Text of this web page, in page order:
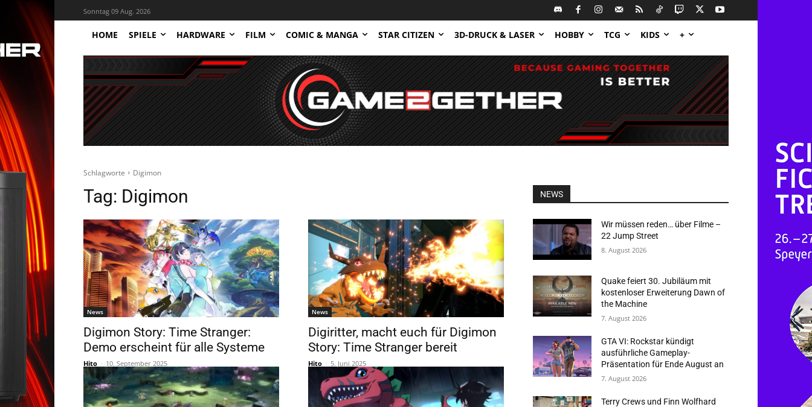
Sonntag 09 Aug. 2026
HOME SPIELE HARDWARE FILM COMIC & MANGA STAR CITIZEN 3D-DRUCK & LASER HOBBY TCG KIDS +
Schlagworte Digimon
Tag: Digimon
News
Digimon Story: Time Stranger:
Demo erscheint für alle Systeme
Hito - 10. September 2025
News
Digiritter, macht euch für Digimon
Story: Time Stranger bereit
Hito - 5. Juni 2025
NEWS
Wir müssen reden… über Filme –
22 Jump Street
8. August 2026
Quake feiert 30. Jubiläum mit
kostenloser Erweiterung Dawn of
the Machine
7. August 2026
GTA VI: Rockstar kündigt
ausführliche Gameplay-
Präsentation für Ende August an
7. August 2026
Terry Crews und Finn Wolfhard